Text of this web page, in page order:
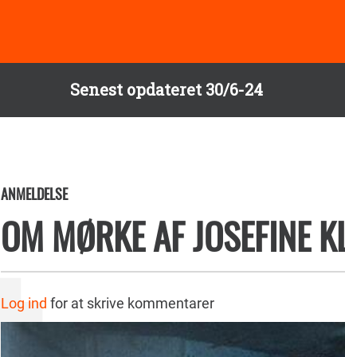
Senest opdateret 30/6-24
ANMELDELSE
OM MØRKE AF JOSEFINE
Log ind for at skrive kommentarer